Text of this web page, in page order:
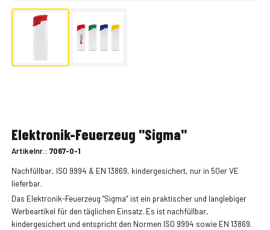
Elektronik-Feuerzeug "Sigma"
Artikelnr.: 7067-0-1
Nachfüllbar, ISO 9994 & EN 13869, kindergesichert, nur in 50er VE
lieferbar.
Das Elektronik-Feuerzeug "Sigma“ ist ein praktischer und langlebiger
Werbeartikel für den täglichen Einsatz. Es ist nachfüllbar,
kindergesichert und entspricht den Normen ISO 9994 sowie EN 13869.